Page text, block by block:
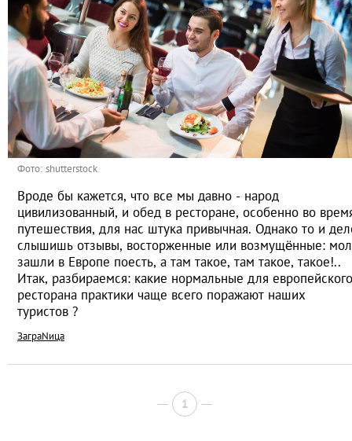
Фото: shutterstock
Вроде бы кажется, что все мы давно - народ
цивилизованный, и обед в ресторане, особенно во
путешествия, для нас штука привычная. Однако то и
слышишь отзывы, восторженные или возмущённые:
зашли в Европе поесть, а там такое, там такое, такое!..
Итак, разбираемся: какие нормальные для европейского
ресторана практики чаще всего поражают наших
туристов ?
ЗаграNица
1